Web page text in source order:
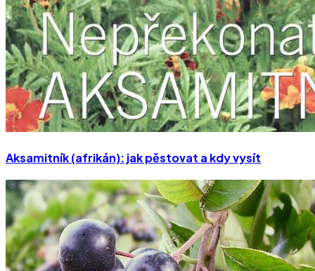
Aksamitník (afrikán): jak pěstovat a kdy vysít